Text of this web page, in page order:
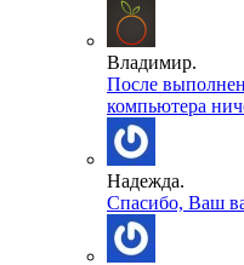
Владимир.
После
компьютера
Надежда.
Спасибо, Ваш